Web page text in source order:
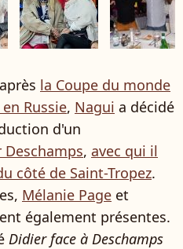
la Coupe du monde
Russie, Nagui a décidé
d'un
Deschamps, avec qui il
côté de Saint-Tropez.
Mélanie Page et
également présentes.
Didier face à Deschamps